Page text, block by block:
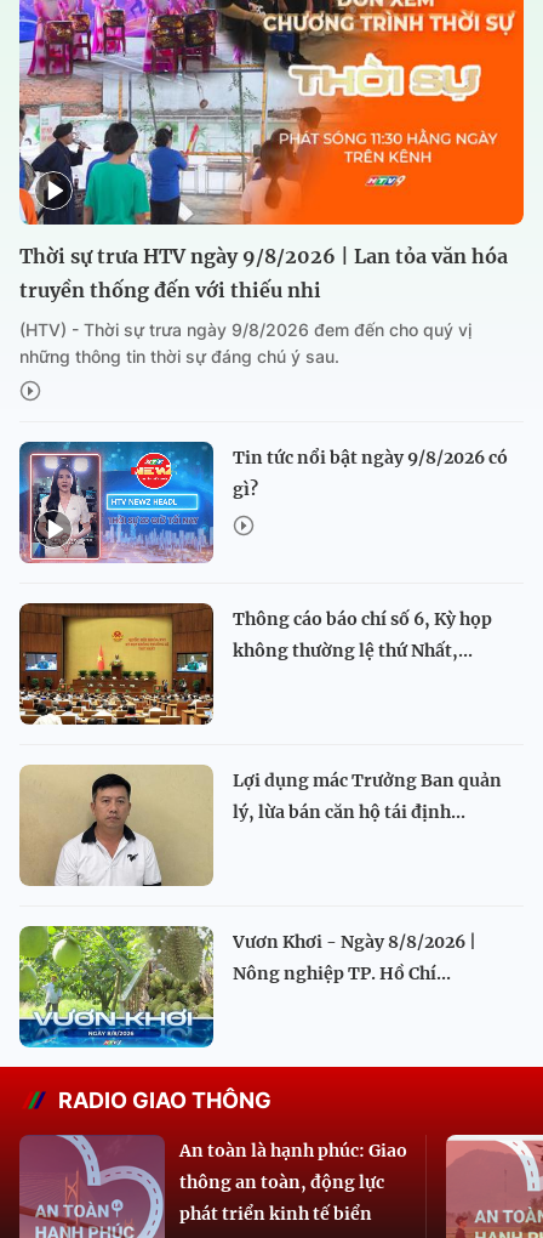
Thời sự trưa HTV ngày 9/8/2026 | Lan tỏa văn hóa
truyền thống đến với thiếu nhi
(HTV) - Thời sự trưa ngày 9/8/2026 đem đến cho quý vị
những thông tin thời sự đáng chú ý sau.
Tin tức nổi bật ngày 9/8/2026 có
gì?
Thông cáo báo chí số 6, Kỳ họp
không thường lệ thứ Nhất,...
Lợi dụng mác Trưởng Ban quản
lý, lừa bán căn hộ tái định...
Vươn Khơi - Ngày 8/8/2026 |
Nông nghiệp TP. Hồ Chí...
RADIO GIAO THÔNG
An toàn là hạnh phúc: Giao
thông an toàn, động lực
phát triển kinh tế biển